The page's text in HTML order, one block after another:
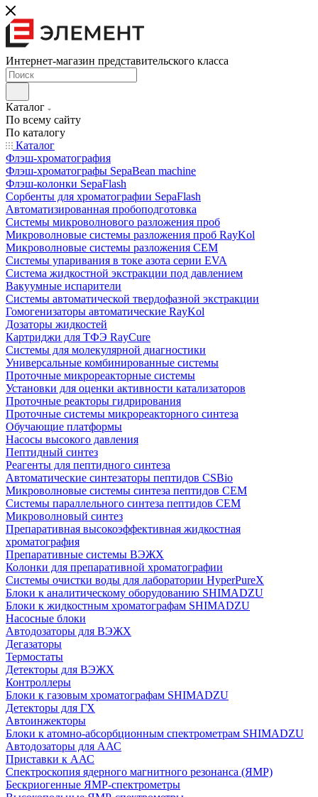
Интернет-магазин представительского класса
Каталог
По всему сайту
По каталогу
Каталог
Флэш-хроматография
Флэш-хроматографы SepaBean machine
Флэш-колонки SepaFlash
Сорбенты для хроматографии SepaFlash
Автоматизированная пробоподготовка
Системы микроволнового разложения проб
Микроволновые системы разложения проб RayKol
Микроволновые системы разложения CEM
Системы упаривания в токе азота серии EVA
Система жидкостной экстракции под давлением
Вакуумные испарители
Системы автоматической твердофазной экстракции
Гомогенизаторы автоматические RayKol
Дозаторы жидкостей
Картриджи для ТФЭ RayCure
Системы для молекулярной диагностики
Универсальные комбинированные системы
Проточные микрореакторные системы
Установки для оценки активности катализаторов
Проточные реакторы гидрирования
Проточные системы микрореакторного синтеза
Обучающие платформы
Насосы высокого давления
Пептидный синтез
Реагенты для пептидного синтеза
Автоматические синтезаторы пептидов CSBio
Микроволновые системы синтеза пептидов CEM
Системы параллельного синтеза пептидов CEM
Микроволновый синтез
Препаративная высокоэффективная жидкостная
хроматография
Препаративные системы ВЭЖХ
Колонки для препаративной хроматографии
Системы очистки воды для лаборатории HyperPureX
Блоки к аналитическому оборудованию SHIMADZU
Блоки к жидкостным хроматографам SHIMADZU
Насосные блоки
Автодозаторы для ВЭЖХ
Дегазаторы
Термостаты
Детекторы для ВЭЖХ
Контроллеры
Блоки к газовым хроматографам SHIMADZU
Детекторы для ГХ
Автоинжекторы
Блоки к атомно-абсорбционным спектрометрам SHIMADZU
Автодозаторы для ААС
Приставки к ААС
Спектроскопия ядерного магнитного резонанса (ЯМР)
Бескриогенные ЯМР‑спектрометры